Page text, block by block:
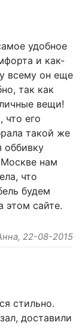
удобное
и как-
всему он еще
так как
вещи!
что его
такой же
оббивку
нам
что
будем
этом сайте.
, 22-08-2015
стильно.
доставили